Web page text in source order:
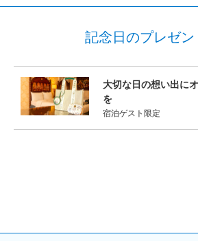
記念日のプレゼン
大切な日の想い出に
を
宿泊ゲスト限定